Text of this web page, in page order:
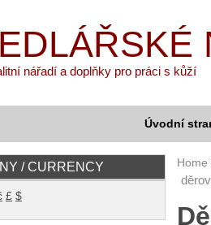
nářadí a doplňky pro práci s kůží
Úvodní
Home
/ CURRENCY
£ $